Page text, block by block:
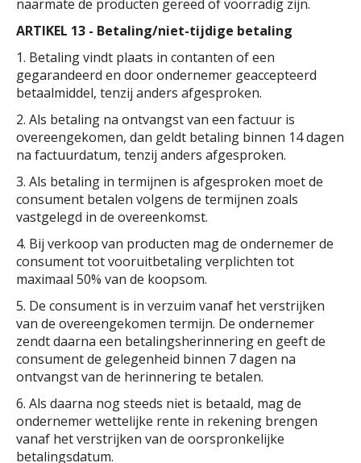
naarmate de producten gereed of voorradig zijn.
ARTIKEL 13 - Betaling/niet-tijdige betaling
1. Betaling vindt plaats in contanten of een
gegarandeerd en door ondernemer geaccepteerd
betaalmiddel, tenzij anders afgesproken.
2. Als betaling na ontvangst van een factuur is
overeengekomen, dan geldt betaling binnen 14 dagen
na factuurdatum, tenzij anders afgesproken.
3. Als betaling in termijnen is afgesproken moet de
consument betalen volgens de termijnen zoals
vastgelegd in de overeenkomst.
4. Bij verkoop van producten mag de ondernemer de
consument tot vooruitbetaling verplichten tot
maximaal 50% van de koopsom.
5. De consument is in verzuim vanaf het verstrijken
van de overeengekomen termijn. De ondernemer
zendt daarna een betalingsherinnering en geeft de
consument de gelegenheid binnen 7 dagen na
ontvangst van de herinnering te betalen.
6. Als daarna nog steeds niet is betaald, mag de
ondernemer wettelijke rente in rekening brengen
vanaf het verstrijken van de oorspronkelijke
betalingsdatum.